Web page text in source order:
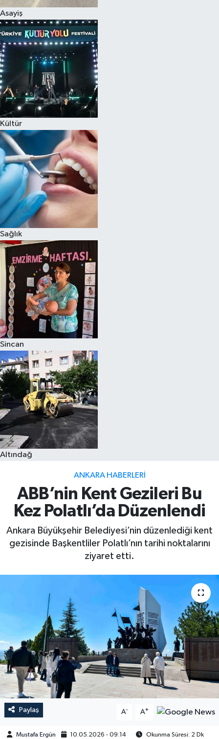
Asayiş
Kültür
Sağlık
Sincan
Altındağ
ANKARA HABERLERI
ABB’nin Kent Gezileri Bu
Kez Polatlı’da Düzenlendi
Ankara Büyükşehir Belediyesi’nin düzenlediği kent
gezisinde Başkentliler Polatlı’nın tarihi noktalarını
ziyaret etti.
Paylaş A- A+
Mustafa Ergün 10.05.2026 - 09:14 Okunma Süresi: 2 Dk